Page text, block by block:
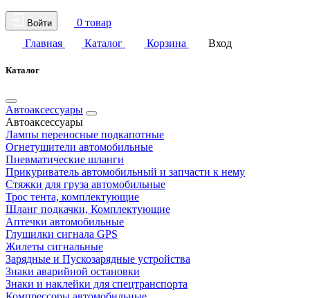
Войти
0 товар
Главная
Каталог Корзина Вход
Каталог
Автоаксессуары
Автоаксессуары
Лампы переносные подкапотные
Огнетушители автомобильные
Пневматические шланги
Прикуриватель автомобильный и запчасти к нему
Стяжки для груза автомобильные
Трос тента, комплектующие
Шланг подкачки, Комплектующие
Аптечки автомобильные
Глушилки сигнала GPS
Жилеты сигнальные
Зарядные и Пускозарядные устройства
Знаки аварийной остановки
Знаки и наклейки для спецтранспорта